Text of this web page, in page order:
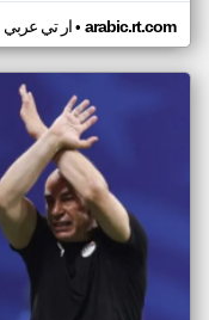
ار تي عربي• arabic.rt.com